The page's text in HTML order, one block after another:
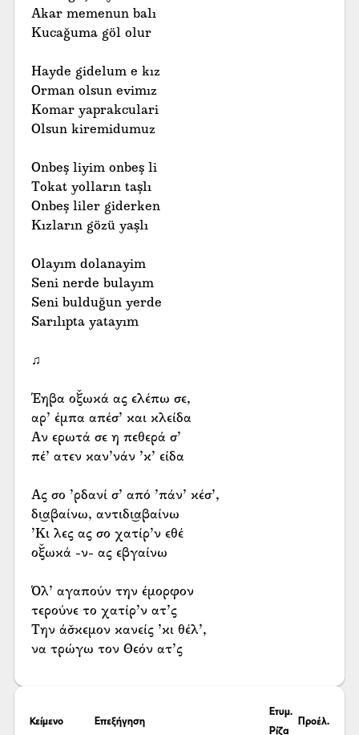
Akar memenun balı
Kucağuma göl olur
Hayde gidelum e kız
Orman olsun evimız
Komar yaprakculari
Olsun kiremidumuz
Onbeş liyim onbeş li
Tokat yolların taşlı
Onbeş liler giderken
Kızların gözü yaşlı
Olayım dolanayim
Seni nerde bulayım
Seni bulduğun yerde
Sarılıpta yatayım
♫
Έηβα οξ̌ωκά ας ελέπω σε,
αρ’ έμπα απέσ’ και κλείδα
Αν ερωτά σε η πεθερά σ’
πέ’ ατεν καν’νάν ’κ’ είδα
Ας σο ’ρδανί σ’ από ’πάν’ κέσ’,
δι͜αβαίνω, αντιδι͜αβαίνω
’Κι λες ας σο χατίρ’ν εθέ
οξ̌ωκά -ν- ας εβγαίνω
Όλ’ αγαπούν την έμορφον
τερούνε το χατίρ’ν ατ’ς
Την άσ̌κεμον κανείς ’κι θέλ’,
να τρώγω τον Θεόν ατ’ς
Κείμενο Επεξήγηση
Ετυμ.
Ρίζα
Προέλ.